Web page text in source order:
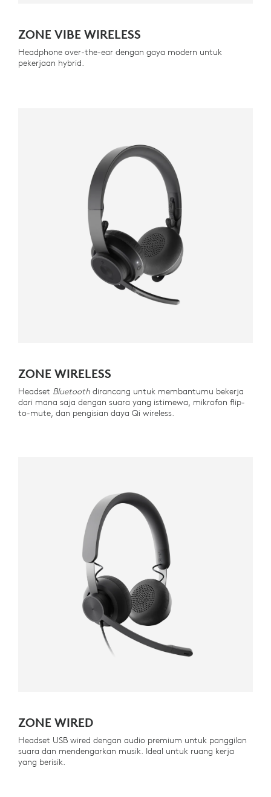
ZONE VIBE WIRELESS
Headphone over-the-ear dengan gaya modern untuk
pekerjaan hybrid.
ZONE WIRELESS
Headset Bluetooth dirancang untuk membantumu bekerja
dari mana saja dengan suara yang istimewa, mikrofon flip-
to-mute, dan pengisian daya Qi wireless.
ZONE WIRED
Headset USB wired dengan audio premium untuk panggilan
suara dan mendengarkan musik. Ideal untuk ruang kerja
yang berisik.